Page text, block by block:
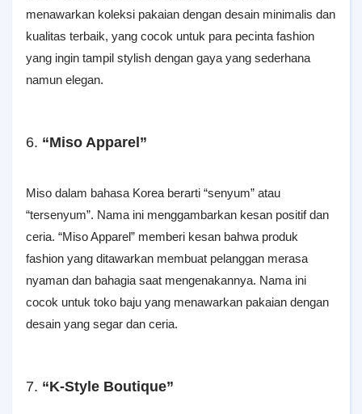
menawarkan koleksi pakaian dengan desain minimalis dan
kualitas terbaik, yang cocok untuk para pecinta fashion
yang ingin tampil stylish dengan gaya yang sederhana
namun elegan.
6. “Miso Apparel”
Miso dalam bahasa Korea berarti “senyum” atau
“tersenyum”. Nama ini menggambarkan kesan positif dan
ceria. “Miso Apparel” memberi kesan bahwa produk
fashion yang ditawarkan membuat pelanggan merasa
nyaman dan bahagia saat mengenakannya. Nama ini
cocok untuk toko baju yang menawarkan pakaian dengan
desain yang segar dan ceria.
7. “K-Style Boutique”